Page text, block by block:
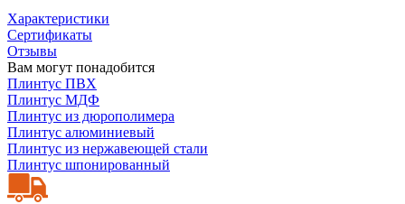
Характеристики
Сертификаты
Отзывы
Вам могут понадобится
Плинтус ПВХ
Плинтус МДФ
Плинтус из дюрополимера
Плинтус алюминиевый
Плинтус из нержавеющей стали
Плинтус шпонированный